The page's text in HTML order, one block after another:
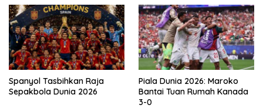
Spanyol Tasbihkan Raja
Sepakbola Dunia 2026
Piala Dunia 2026: Maroko
Bantai Tuan Rumah Kanada
3-0